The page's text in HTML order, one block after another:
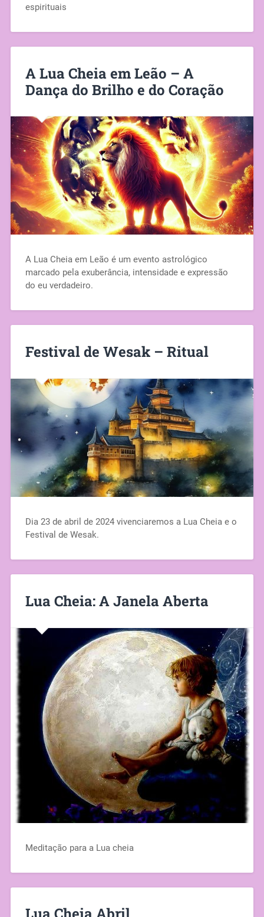
espirituais
A Lua Cheia em Leão – A
Dança do Brilho e do Coração
A Lua Cheia em Leão é um evento astrológico
marcado pela exuberância, intensidade e expressão
do eu verdadeiro.
Festival de Wesak – Ritual
Dia 23 de abril de 2024 vivenciaremos a Lua Cheia e o
Festival de Wesak.
Lua Cheia: A Janela Aberta
Meditação para a Lua cheia